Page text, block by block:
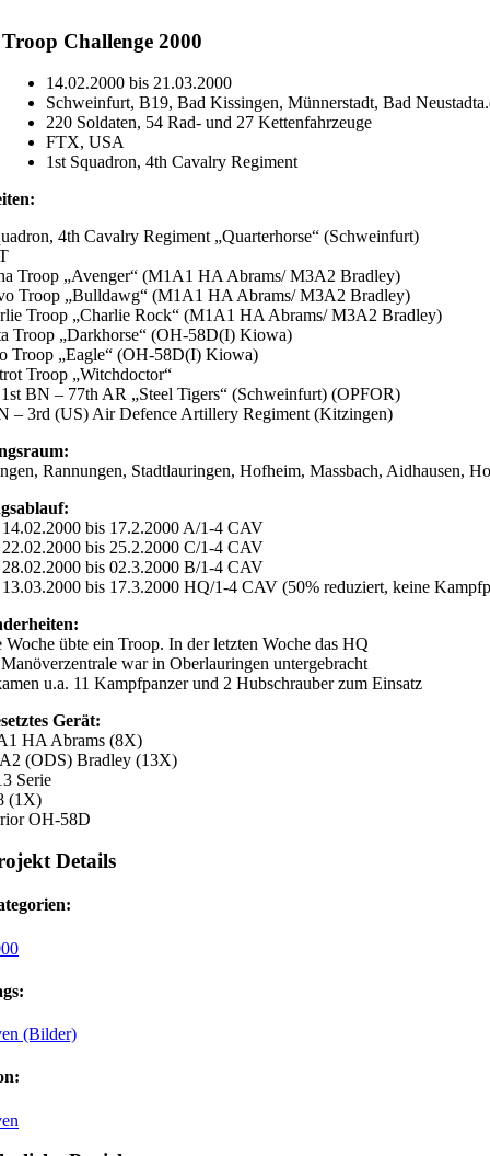
Troop Challenge 2000
14.02.2000 bis 21.03.2000
Schweinfurt, B19, Bad Kissingen, Münnerstadt, Bad
220 Soldaten, 54 Rad- und 27 Kettenfahrzeuge
FTX, USA
1st Squadron, 4th Cavalry Regiment
4th Cavalry Regiment „Quarterhorse“ (Schweinfurt)
Troop „Avenger“ (M1A1 HA Abrams/ M3A2 Bradley)
Troop „Bulldawg“ (M1A1 HA Abrams/ M3A2 Bradley)
Troop „Charlie Rock“ (M1A1 HA Abrams/ M3A2 Bradley)
Troop „Darkhorse“ (OH-58D(I) Kiowa)
Troop „Eagle“ (OH-58D(I) Kiowa)
Troop „Witchdoctor“
BN – 77th AR „Steel Tigers“ (Schweinfurt) (OPFOR)
– 3rd (US) Air Defence Artillery Regiment (Kitzingen)
Rannungen, Stadtlauringen, Hofheim, Massbach, Aidhausen,
bis 17.2.2000 A/1-4 CAV
bis 25.2.2000 C/1-4 CAV
bis 02.3.2000 B/1-4 CAV
bis 17.3.2000 HQ/1-4 CAV (50% reduziert, keine
Woche übte ein Troop. In der letzten Woche das HQ
war in Oberlauringen untergebracht
u.a. 11 Kampfpanzer und 2 Hubschrauber zum Einsatz
Gerät:
HA Abrams (8X)
(ODS) Bradley (13X)
Serie
(1X)
OH-58D
Details
(Bilder)